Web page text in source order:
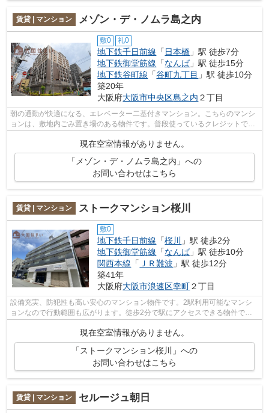
賃貸 | マンション メゾン・デ・ノムラ島之内
敷0 礼0
地下鉄千日前線 「日本橋 」駅 徒歩7分
地下鉄御堂筋線 「なんば」駅 徒歩15分
地下鉄谷町線 「谷町九丁目 」駅 徒歩10分
築20年
大阪府大阪市中央区島之内 ２丁目
朝の通勤が快適になる、エレベーター二基付きマンション。こちらのマンシ
ョンは、敷地内ごみ置き場のある物件です。普段使っているクレジットで、
初期費用のカード決済が可能です。駅...
現在空室情報がありません。
「メゾン・デ・ノムラ島之内」への
お問い合わせはこちら
賃貸 | マンション ストークマンション桜川
敷0
地下鉄千日前線 「桜川
」駅 徒歩2分
地下鉄御堂筋線 「なんば」駅 徒歩10分
関西本線 「 ＪＲ難波 」駅 徒歩12分
築41年
大阪府大阪市浪速区幸町２丁目
設備充実、防犯性も高い安心のマンション物件です。2駅利用可能なマンシ
ョンなので行動範囲も広がります。徒歩2分で駅にアクセスできる物件で
現在空室情報がありません。
「ストークマンション桜川」への
お問い合わせはこちら
賃貸 | マンション セルージュ朝日